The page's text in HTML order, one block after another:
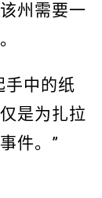
州需要一
手中的纸
是为扎拉
件。”